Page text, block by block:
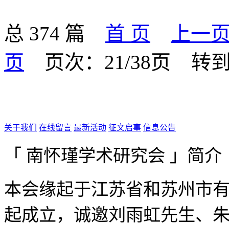
总 374 篇 首 页
上一
页
页次：21/38页 转
关于我们 在线留言 最新活动 征文启事 信息公告
「 南怀瑾学术研究会 」简介
本会缘起于江苏省和苏州市
起成立，诚邀刘雨虹先生、